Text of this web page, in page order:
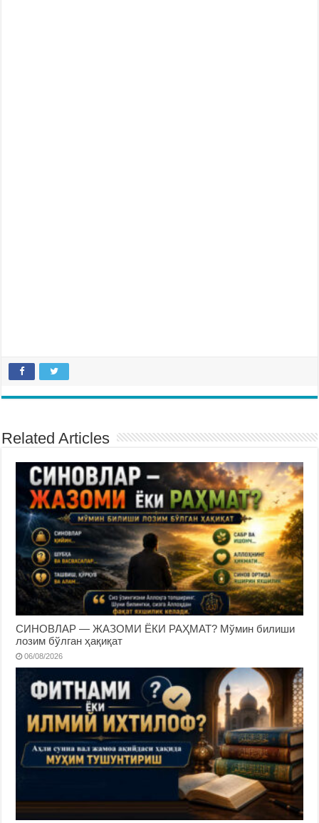
Related Articles
СИНОВЛАР — ЖАЗОМИ ЁКИ РАҲМАТ? Мўмин билиши
лозим бўлган ҳақиқат
06/08/2026